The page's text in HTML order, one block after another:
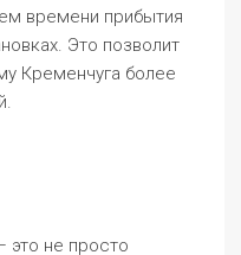
времени прибытия
Это позволит
Кременчуга более
это не просто